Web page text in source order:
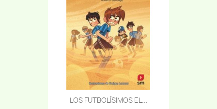
LOS FUTBOLÍSIMOS EL...